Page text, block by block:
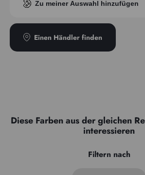
Zu meiner Auswahl hinzufügen
Einen Händler finden
Diese Farben aus der gleichen
interessieren
Filtern nach